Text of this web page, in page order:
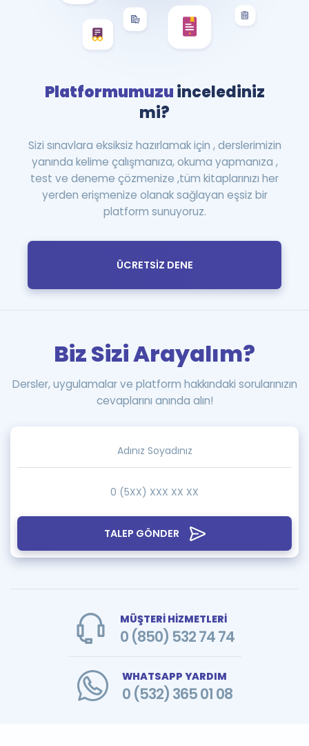
Platformumuzuincelediniz
mi?
Sizi sınavlara eksiksiz hazırlamak için , derslerimizin
yanında kelime çalışmanıza, okuma yapmanıza ,
test ve deneme çözmenize ,tüm kitaplarınızı her
yerden erişmenize olanak sağlayan eşsiz bir
platform sunuyoruz.
ÜCRETSİZ DENE
TALEP GÖNDER
Biz Sizi Arayalım?
Dersler, uygulamalar ve platform hakkındaki sorularınızın
cevaplarını anında alın!
MÜŞTERİ HİZMETLERİ
0 (850) 532 74 74
WHATSAPP YARDIM
0 (532) 365 01 08